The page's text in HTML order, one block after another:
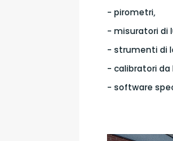
- pirometri,
- misuratori di
- strumenti di
- calibratori da
- software